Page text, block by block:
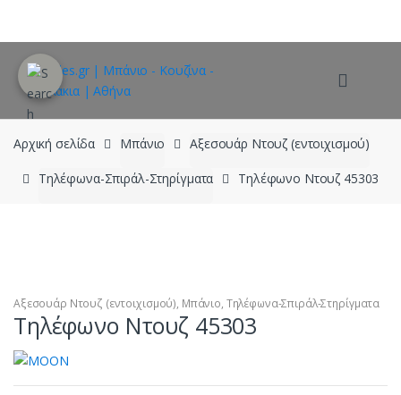
navigation
content
Αρχική σελίδα Μπάνιο Αξεσουάρ Ντουζ (εντοιχισμού)
Τηλέφωνα-Σπιράλ-Στηρίγματα Τηλέφωνο Ντουζ 45303
Αξεσουάρ Ντουζ (εντοιχισμού), Μπάνιο, Τηλέφωνα-Σπιράλ-Στηρίγματα
Τηλέφωνο Ντουζ 45303